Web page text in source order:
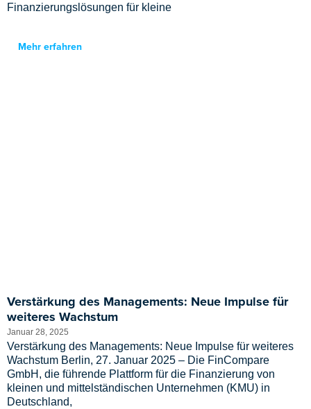
Finanzierungslösungen für kleine
Mehr erfahren
Verstärkung des Managements: Neue Impulse für
weiteres Wachstum
Januar 28, 2025
Verstärkung des Managements: Neue Impulse für weiteres
Wachstum Berlin, 27. Januar 2025 – Die FinCompare
GmbH, die führende Plattform für die Finanzierung von
kleinen und mittelständischen Unternehmen (KMU) in
Deutschland,